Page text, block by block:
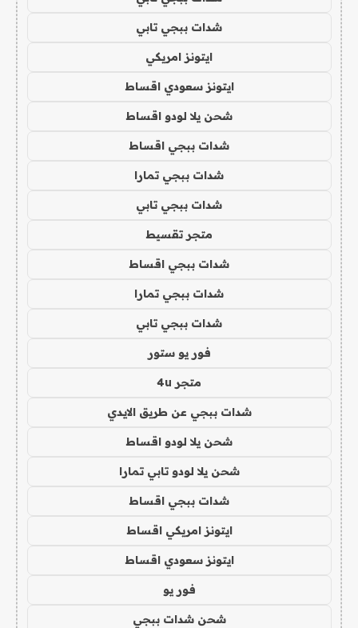
شدات ببجي تابي
ايتونز امريكي
ايتونز سعودي اقساط
شحن يلا لودو اقساط
شدات ببجي اقساط
شدات ببجي تمارا
شدات ببجي تابي
متجر تقسيط
شدات ببجي اقساط
شدات ببجي تمارا
شدات ببجي تابي
فور يو ستور
متجر 4u
شدات ببجي عن طريق الايدي
شحن يلا لودو اقساط
شحن يلا لودو تابي تمارا
شدات ببجي اقساط
ايتونز امريكي اقساط
ايتونز سعودي اقساط
فور يو
شحن شدات ببجي